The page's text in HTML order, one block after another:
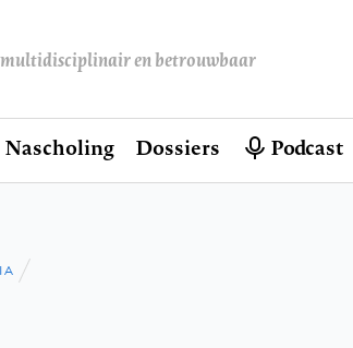
en betrouwbaar
Nascholing Dossiers Podcast